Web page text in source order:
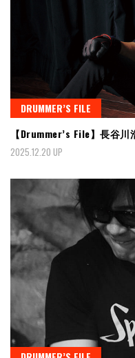
DRUMMER’S FILE
【Drummer’s File】長谷川
2025.12.20 UP